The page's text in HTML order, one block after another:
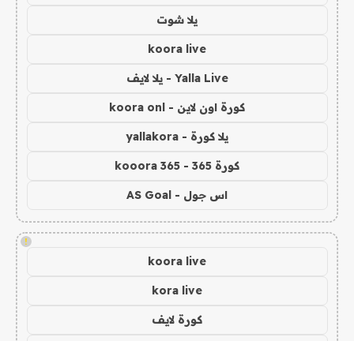
يلا شوت
koora live
Yalla Live - يلا لايف
كورة اون لاين - koora onl
يلا كورة - yallakora
كورة 365 - kooora 365
اس جول - AS Goal
!
koora live
kora live
كورة لايف